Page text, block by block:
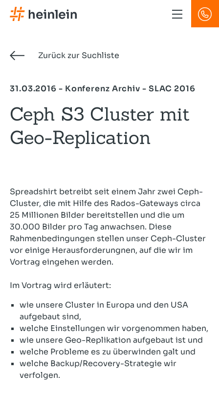
Direkt
zum
Zurück zur Suchliste
31.03.2016 - Konferenz Archiv - SLAC 2016
Ceph S3 Cluster mit
Geo-Replication
Spreadshirt betreibt seit einem Jahr zwei Ceph-
Cluster, die mit Hilfe des Rados-Gateways circa
25 Millionen Bilder bereitstellen und die um
30.000 Bilder pro Tag anwachsen. Diese
Rahmenbedingungen stellen unser Ceph-Cluster
vor einige Herausforderungnen, auf die wir im
Vortrag eingehen werden.
Im Vortrag wird erläutert:
wie unsere Cluster in Europa und den USA
aufgebaut sind,
welche Einstellungen wir vorgenommen haben,
wie unsere Geo-Replikation aufgebaut ist und
welche Probleme es zu überwinden galt und
welche Backup/Recovery-Strategie wir
verfolgen.